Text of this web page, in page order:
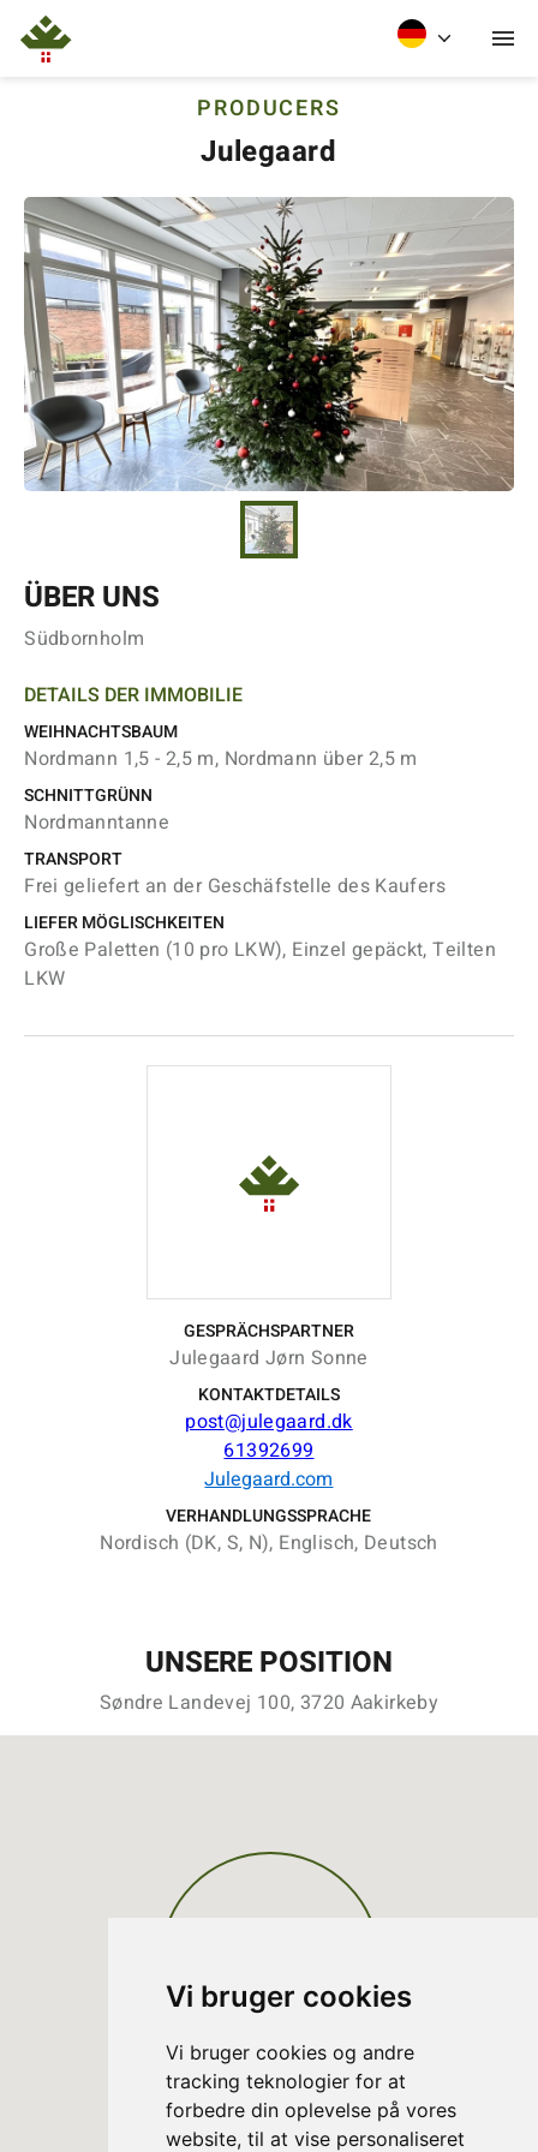
Vi bruger cookies
Vi bruger cookies og andre
tracking teknologier for at
forbedre din oplevelse på vores
website, til at vise personaliseret
PRODUCERS
Julegaard
ÜBER UNS
Südbornholm
DETAILS DER IMMOBILIE
WEIHNACHTSBAUM
Nordmann 1,5 - 2,5 m, Nordmann über 2,5 m
SCHNITTGRÜNN
Nordmanntanne
TRANSPORT
Frei geliefert an der Geschäfstelle des Kaufers
LIEFER MÖGLISCHKEITEN
Große Paletten (10 pro LKW), Einzel gepäckt, Teilten
LKW
GESPRÄCHSPARTNER
Julegaard Jørn Sonne
KONTAKTDETAILS
post@julegaard.dk
61392699
Julegaard.com
VERHANDLUNGSSPRACHE
Nordisch (DK, S, N), Englisch, Deutsch
UNSERE POSITION
Søndre Landevej 100, 3720 Aakirkeby